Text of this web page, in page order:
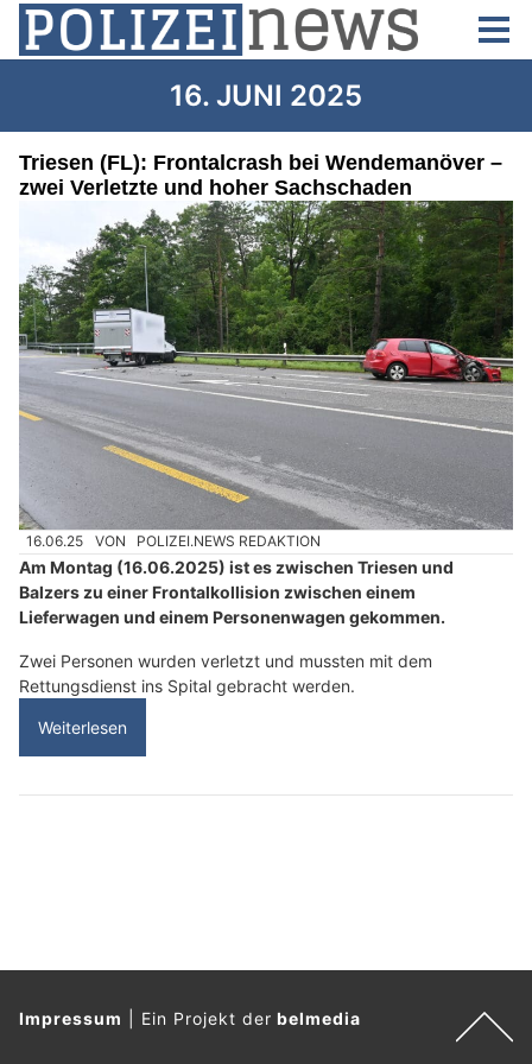
16. JUNI 2025
Triesen (FL): Frontalcrash bei Wendemanöver –
zwei Verletzte und hoher Sachschaden
16.06.25 VON POLIZEI.NEWS REDAKTION
Am Montag (16.06.2025) ist es zwischen Triesen und
Balzers zu einer Frontalkollision zwischen einem
Lieferwagen und einem Personenwagen gekommen.
Zwei Personen wurden verletzt und mussten mit dem
Rettungsdienst ins Spital gebracht werden.
Weiterlesen
Impressum Ein Projekt derbelmedia